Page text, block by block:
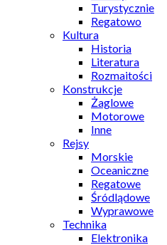
Turystycznie
Regatowo
Kultura
Historia
Literatura
Rozmaitości
Konstrukcje
Żaglowe
Motorowe
Inne
Rejsy
Morskie
Oceaniczne
Regatowe
Śródlądowe
Wyprawowe
Technika
Elektronika